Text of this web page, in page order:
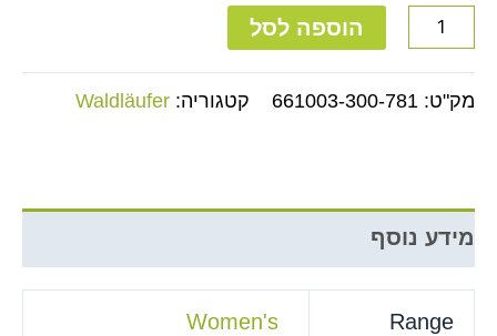
הוספה לסל
מק"ט: 661003-300-781 קטגוריה: Waldläufer
מידע נוסף
Range
Women's